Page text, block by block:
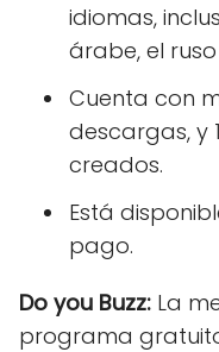
idiomas,
árabe, el
Cuenta con
descargas, y
creados.
Está
pago.
Do you Buzz: La
programa